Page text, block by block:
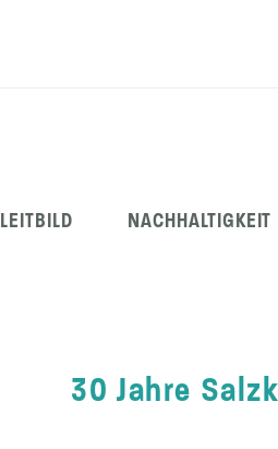
LEITBILD NACHHALTIGKEIT
30 Jahre